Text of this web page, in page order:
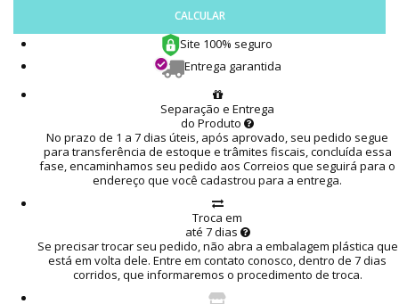
CALCULAR
Site 100% seguro
Entrega garantida
Separação e Entrega
do Produto
No prazo de 1 a 7 dias úteis, após aprovado, seu pedido segue
para transferência de estoque e trâmites fiscais, concluída essa
fase, encaminhamos seu pedido aos Correios que seguirá para o
endereço que você cadastrou para a entrega.
Troca em
até 7 dias
Se precisar trocar seu pedido, não abra a embalagem plástica que
está em volta dele. Entre em contato conosco, dentro de 7 dias
corridos, que informaremos o procedimento de troca.